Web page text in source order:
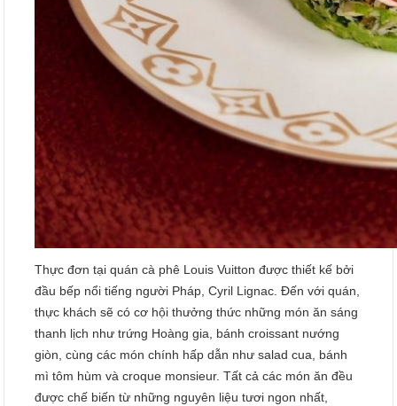
Thực đơn tại quán cà phê Louis Vuitton được thiết kế bởi
đầu bếp nổi tiếng người Pháp, Cyril Lignac. Đến với quán,
thực khách sẽ có cơ hội thưởng thức những món ăn sáng
thanh lịch như trứng Hoàng gia, bánh croissant nướng
giòn, cùng các món chính hấp dẫn như salad cua, bánh
mì tôm hùm và croque monsieur. Tất cả các món ăn đều
được chế biến từ những nguyên liệu tươi ngon nhất,